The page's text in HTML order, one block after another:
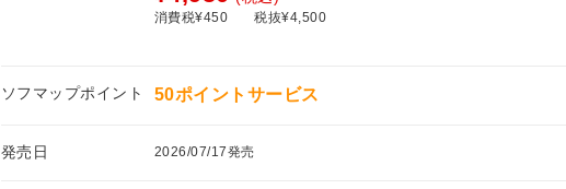
消費税¥450 税抜¥4,500
ソフマップポイント 50ポイントサービス
発売日 2026/07/17発売